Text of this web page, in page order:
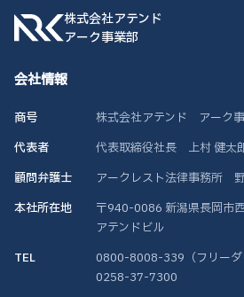
株式会社アテンド
アーク事業部
会社情報
商号
株式会社アテンド アーク
代表者
代表取締役社長 上村 健太
顧問弁護士
アークレスト法律事務所
本社所在地
〒940-0086 新潟県長岡市
アテンドビル
TEL
0800-8008-339（フリーダ
0258-37-7300